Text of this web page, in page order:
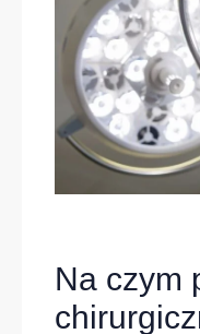
Na czym